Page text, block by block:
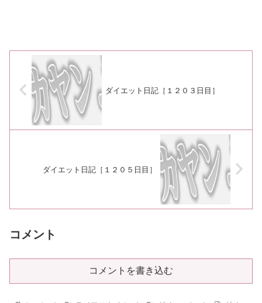
ダイエット日記［１２０３日目］
ダイエット日記［１２０５日目］
コメント
コメントを書き込む